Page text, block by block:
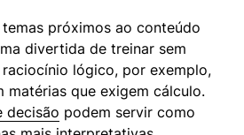
próximos ao conteúdo
divertida de treinar sem
lógico, por exemplo,
matérias que exigem cálculo.
decisão podem servir como